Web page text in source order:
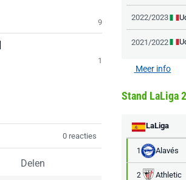
9
1
0 reacties
Delen
2022/2023
2021/2022
Meer info
Stand LaLiga
LaLiga
1 Alavés
2 Athletic